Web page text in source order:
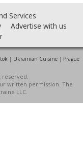
Services
Advertise with us
| Ukrainian Cuisine| Prague
reserved.
written permission. The
LLC.